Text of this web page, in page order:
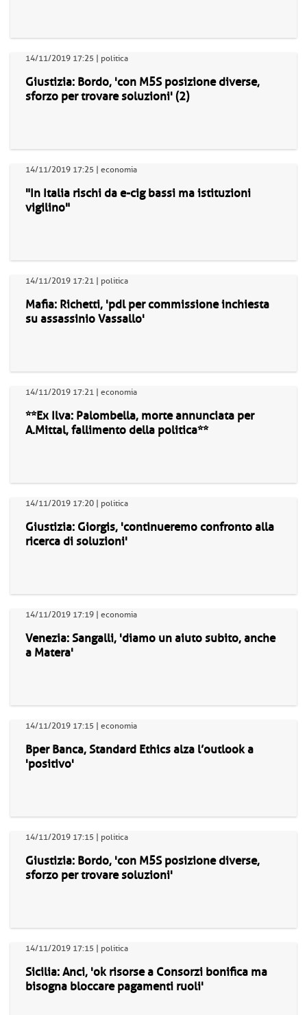
14/11/2019 17:25 | politica
Giustizia: Bordo, 'con M5S posizione diverse,
sforzo per trovare soluzioni' (2)
14/11/2019 17:25 | economia
"In Italia rischi da e-cig bassi ma istituzioni
vigilino"
14/11/2019 17:21 | politica
Mafia: Richetti, 'pdl per commissione inchiesta
su assassinio Vassallo'
14/11/2019 17:21 | economia
**Ex Ilva: Palombella, morte annunciata per
A.Mittal, fallimento della politica**
14/11/2019 17:20 | politica
Giustizia: Giorgis, 'continueremo confronto alla
ricerca di soluzioni'
14/11/2019 17:19 | economia
Venezia: Sangalli, 'diamo un aiuto subito, anche
a Matera'
14/11/2019 17:15 | economia
Bper Banca, Standard Ethics alza l’outlook a
'positivo'
14/11/2019 17:15 | politica
Giustizia: Bordo, 'con M5S posizione diverse,
sforzo per trovare soluzioni'
14/11/2019 17:15 | politica
Sicilia: Anci, 'ok risorse a Consorzi bonifica ma
bisogna bloccare pagamenti ruoli'